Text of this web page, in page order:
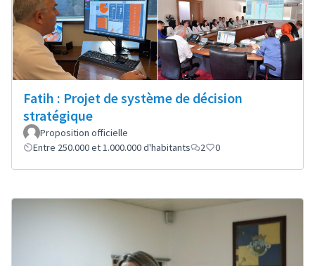
Fatih : Projet de système de décision
stratégique
Proposition officielle
Entre 250.000 et 1.000.000 d'habitants
2 0